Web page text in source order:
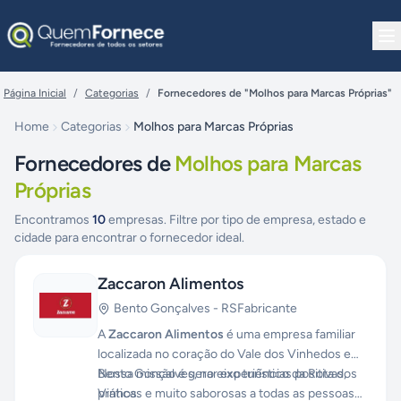
Página Inicial / Categorias / Fornecedores de "Molhos para Marcas Próprias"
Home Categorias Molhos para Marcas Próprias
Fornecedores de Molhos para Marcas
Próprias
Encontramos 10empresas. Filtre por tipo de empresa, estado e
cidade para encontrar o fornecedor ideal.
Zaccaron Alimentos
Bento Gonçalves - RSFabricante
AZaccaron Alimentos é uma empresa familiar
localizada no coração do Vale dos Vinhedos em
Bento Gonçalves, no eixo turístico da Rota dos
Vinhos.
Nossa missão é gerar experiências positivas,
práticas e muito saborosas a todas as pessoas